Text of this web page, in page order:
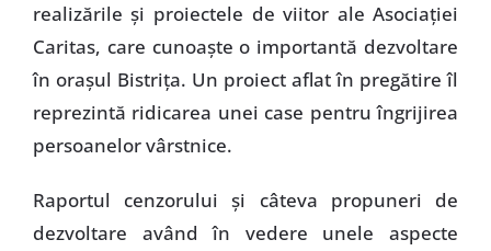
realizările şi proiectele de viitor ale Asociaţiei
Caritas, care cunoaşte o importantă dezvoltare
în oraşul Bistriţa. Un proiect aflat în pregătire îl
reprezintă ridicarea unei case pentru îngrijirea
persoanelor vârstnice.
Raportul cenzorului şi câteva propuneri de
dezvoltare având în vedere unele aspecte